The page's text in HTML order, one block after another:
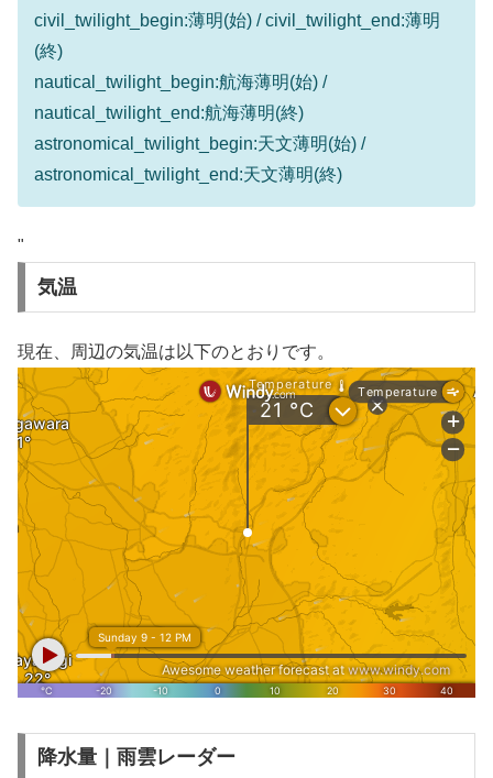
civil_twilight_begin:薄明(始) / civil_twilight_end:薄明
(終)
nautical_twilight_begin:航海薄明(始) /
nautical_twilight_end:航海薄明(終)
astronomical_twilight_begin:天文薄明(始) /
astronomical_twilight_end:天文薄明(終)
"
気温
現在、周辺の気温は以下のとおりです。
降水量｜雨雲レーダー